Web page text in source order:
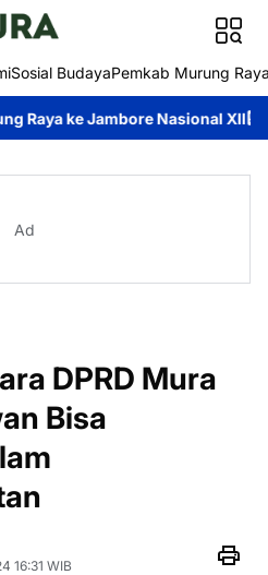
Sosial BudayaPemkab Murung
Nasional XII Pemkab
Ad
DPRD Mura
Bisa
16:31 WIB